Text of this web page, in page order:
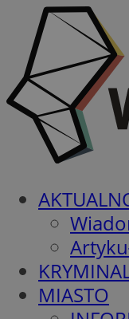
MIASTO